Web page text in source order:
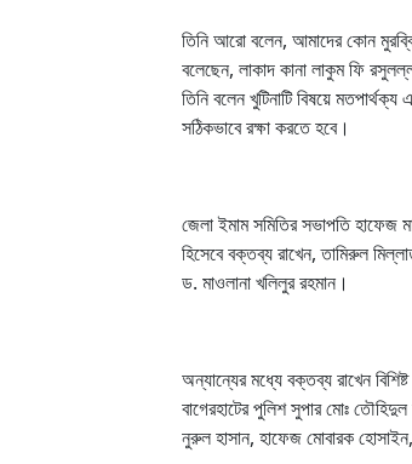
তিনি আরো বলেন, আমাদের কোন
বলেছেন, লাকাদ কানা লাকুম ফি
তিনি বলেন খুটিনাটি বিষয়ে
সঠিকভাবে রক্ষা করতে হবে।
জেলা ইমাম সমিতির সভাপতি হাফেজ
হিসেবে বক্তব্য রাখেন, তামিরুল
ড. মাওলানা খলিলুর রহমান।
অন্যান্যের মধ্যে বক্তব্য রাখেন
বাগেরহাটের পুলিশ সুপার মোঃ
নুরুল হাসান, হাফেজ মোবারক